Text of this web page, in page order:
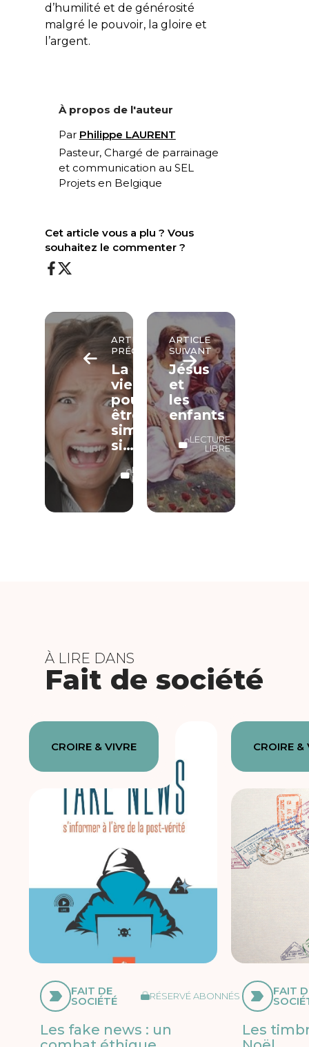
d’humilité et de générosité
malgré le pouvoir, la gloire et
l’argent.
À propos de l'auteur
Par Philippe LAURENT
Pasteur, Chargé de parrainage
et communication au SEL
Projetsen Belgique
Cet article vous a plu ? Vous
souhaitez le commenter ?
ARTICLE
PRÉCÉDENT
La
vie
pourrait
être
simple
si…
LECTURE
LIBRE
ARTICLE
SUIVANT
Jésus
et
les
enfants
LECTURE
LIBRE
À LIRE DANS
Fait de société
CROIRE & VIVRE
FAIT DE
SOCIÉTÉ RÉSERVÉ ABONNÉS
Les fake news : un
CROIRE &
FAIT
Les